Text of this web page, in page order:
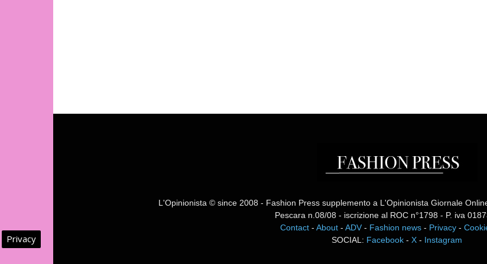
L'Opinionista © since 2008 - Fashion Press supplemento a L'Opinionista Giornale
Pescara n.08/08 - iscrizione al ROC n°1798 - P. iva
Contact- About- ADV- Fashion news- Privacy-
SOCIAL: Facebook -X - Instagram
Privacy